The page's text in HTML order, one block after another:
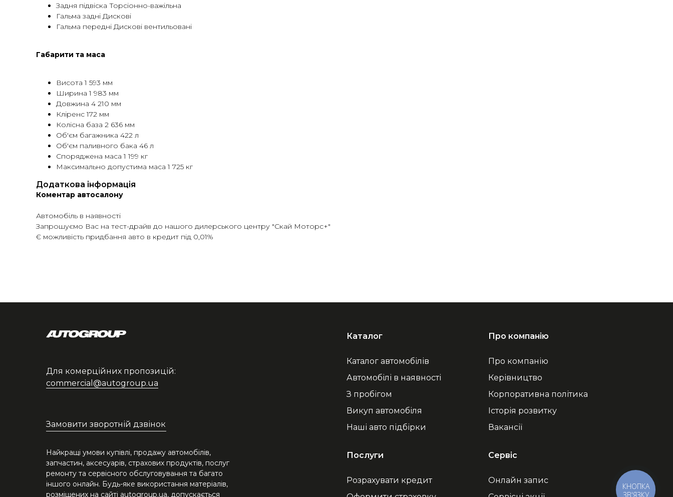
Задня підвіска Торсіонно-важільна
Гальма задні Дискові
Гальма передні Дискові вентильовані
Габарити та маса
Висота 1 593 мм
Ширина 1 983 мм
Довжина 4 210 мм
Кліренс 172 мм
Колісна база 2 636 мм
Об'єм багажника 422 л
Об'єм паливного бака 46 л
Споряджена маса 1 199 кг
Максимально допустима маса 1 725 кг
Додаткова інформація
Коментар автосалону
Автомобіль в наявності
Запрошуємо Вас на тест-драйв до нашого дилерського центру "Скай Моторс+"
Є можливість придбання авто в кредит під 0,01%
Замовити зворотній дзвінок
Найкращі умови купівлі, продажу автомобілів,
запчастин, аксесуарів, страхових продуктів, послуг
ремонту та сервісного обслуговування та багато
іншого онлайн. Будь-яке використання матеріалів,
розміщених на сайті autogroup.ua, допускається
Каталог автомобілів
З пробігом
Автомобілі в наявності
Викуп автомобіля
Наші авто підбірки
Каталог
Онлайн запис
Сервіс
Про компанію
Корпоративна політика
Керівництво
Історія розвитку
Вакансії
Про компанію
Послуги
Розрахувати кредит
Для комерційних пропозицій:
commercial@autogroup.ua
КНОПКА
ЗВ'ЯЗКУ